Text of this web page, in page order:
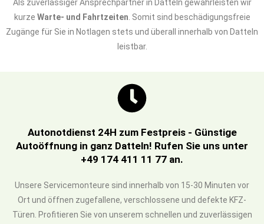
Als zuverlässiger Ansprechpartner in Datteln gewährleisten wir
kurze Warte- und Fahrtzeiten . Somit sind beschädigungsfreie
Zugänge für Sie in Notlagen stets und überall innerhalb von Datteln
leistbar.
Autonotdienst 24H zum Festpreis - Günstige
Autoöffnung in ganz Datteln! Rufen Sie uns unter
+49 174 411 11 77 an.
Unsere Servicemonteure sind innerhalb von 15-30 Minuten vor
Ort und öffnen zugefallene, verschlossene und defekte KFZ-
Türen. Profitieren Sie von unserem schnellen und zuverlässigen